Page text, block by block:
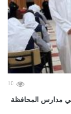
10
في مدارس المحافظة